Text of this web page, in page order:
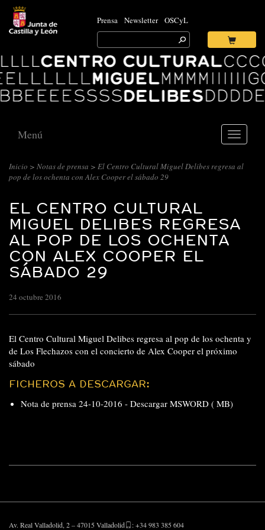
Prensa Newsletter OSCyL
Search
for:
Ok
Centro
Cultural
Miguel
Delibes
Toggle
Menú
Inicio > Notas de prensa > El Centro Cultural Miguel Delibes regresa al
pop de los ochenta con Alex Cooper el sábado 29
EL CENTRO CULTURAL
MIGUEL DELIBES REGRESA
AL POP DE LOS OCHENTA
CON ALEX COOPER EL
SÁBADO 29
24 octubre 2016
El Centro Cultural Miguel Delibes regresa al pop de los ochenta y
de Los Flechazos con el concierto de Alex Cooper el próximo
sábado
FICHEROS A DESCARGAR:
Nota de prensa 24-10-2016 - Descargar MSWORD ( MB)
Av. Real Valladolid, 2 – 47015 Valladolid : +34 983 385 604